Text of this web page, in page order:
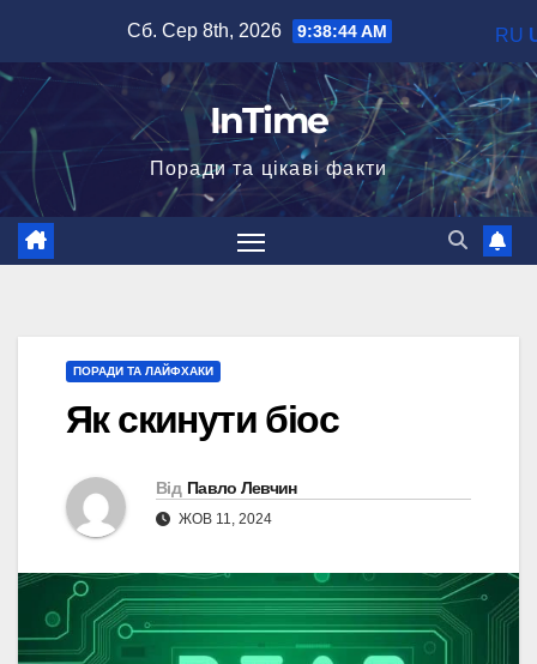
вмісту
Сб. Сер 8th, 2026 9:38:45 AM
InTime
Поради та цікаві факти
ПОРАДИ ТА ЛАЙФХАКИ
Як скинути біос
Від Павло Левчин
ЖОВ 11, 2024
RU